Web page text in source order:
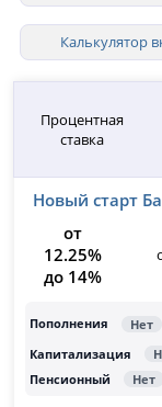
Калькулятор
Процентная
ставка
Новый старт
от
12.25%
до 14%